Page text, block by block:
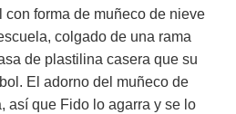
con forma de muñeco de nieve
colgado de una rama
de plastilina casera que su
El adorno del muñeco de
así que Fido lo agarra y se lo